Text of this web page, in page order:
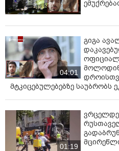
04:01
გიგა
მტკიცებულებებზე საუბრობს
01:19